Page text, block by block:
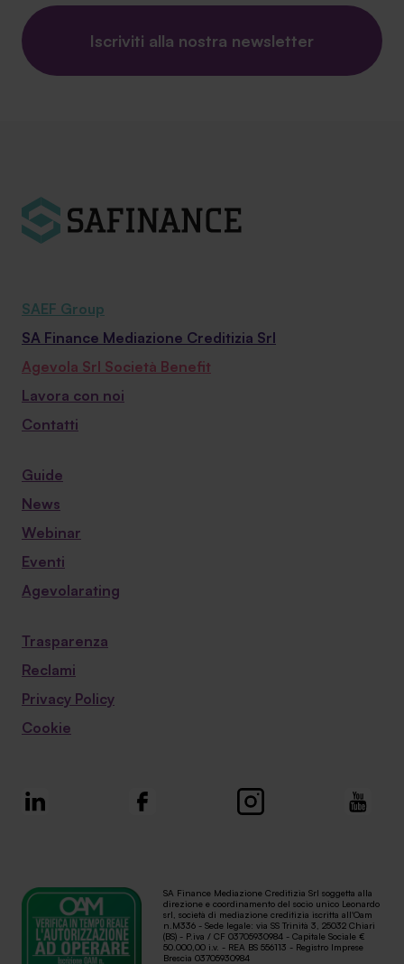
Iscriviti alla nostra newsletter
SAEF Group
SA Finance Mediazione Creditizia Srl
Agevola Srl Società Benefit
Lavora con noi
Contatti
Guide
News
Webinar
Eventi
Agevolarating
Trasparenza
Reclami
Privacy Policy
Cookie
SA Finance Mediazione Creditizia Srl soggetta alla
direzione e coordinamento del socio unico Leonardo
srl, società di mediazione creditizia iscritta all'Oam
n.M336 - Sede legale: via SS Trinità 3, 25032 Chiari
(BS) - P.iva / CF 03705930984 - Capitale Sociale €
50.000,00 i.v. - REA BS 556113 - Registro Imprese
Brescia 03705930984